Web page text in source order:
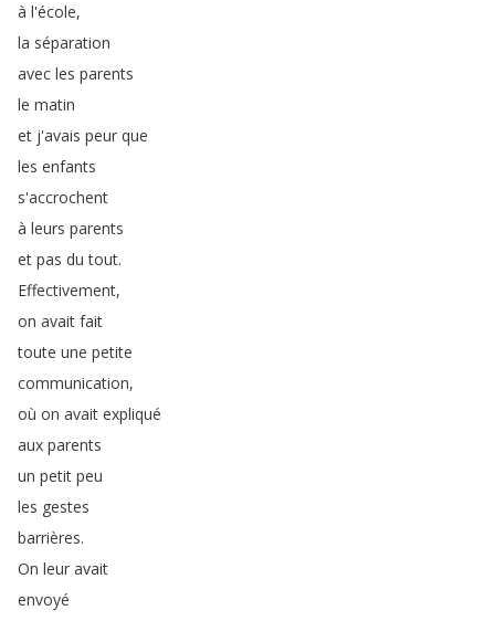
à l'école,
la séparation
avec les parents
le matin
et j'avais peur que
les enfants
s'accrochent
à leurs parents
et pas du tout.
Effectivement,
on avait fait
toute une petite
communication,
où on avait expliqué
aux parents
un petit peu
les gestes
barrières.
On leur avait
envoyé